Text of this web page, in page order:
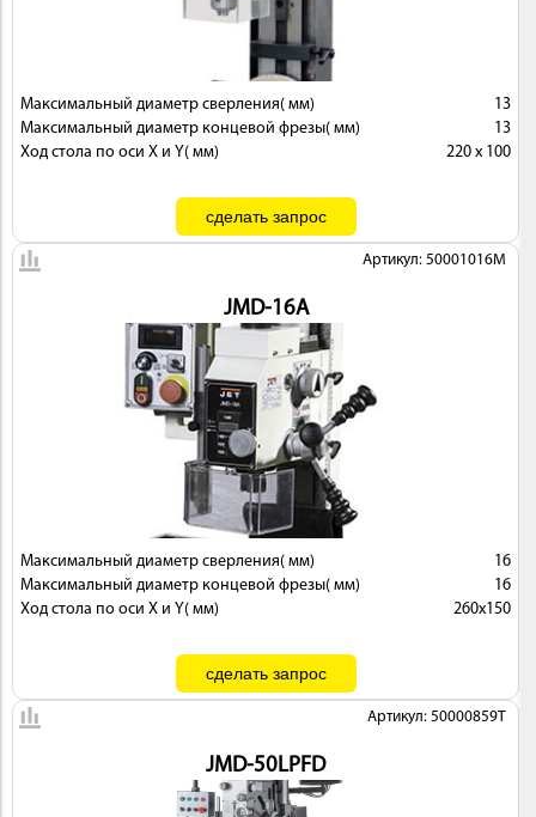
Максимальный диаметр сверления( мм)
13
Максимальный диаметр концевой фрезы( мм)
13
Ход стола по оси X и Y( мм)
220 х 100
Артикул: 50001016M
JMD-16A
Максимальный диаметр сверления( мм)
16
Максимальный диаметр концевой фрезы( мм)
16
Ход стола по оси X и Y( мм)
260х150
Артикул: 50000859T
JMD-50LPFD